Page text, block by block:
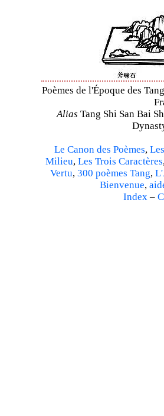
Poèmes de l'Époque des
Alias Tang Shi San Bai
Le Canon des Poèmes,
Milieu, Les Trois Caractères
Vertu, 300 poèmes Tang,
Bienvenue,
Index–